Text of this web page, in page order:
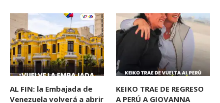
AL FIN: la Embajada de
Venezuela volverá a abrir
KEIKO TRAE DE REGRESO
A PERÚ A GIOVANNA